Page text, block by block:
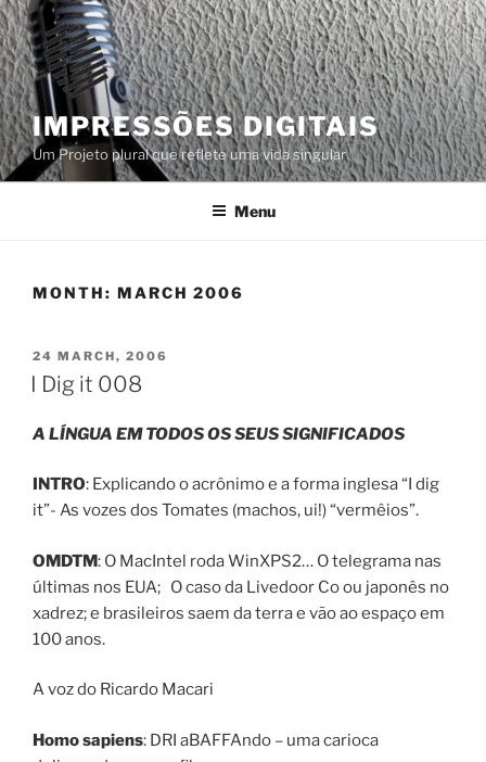
Skip
to
content
IMPRESSÕES DIGITAIS
Um Projeto plural que reflete uma vida singular
Menu
MONTH: MARCH 2006
POSTED
ON
24 MARCH, 2006
I Dig it 008
A LÍNGUA EM TODOS OS SEUS SIGNIFICADOS
INTRO: Explicando o acrônimo e a forma inglesa “I dig
it”- As vozes dos Tomates (machos, ui!) “vermêios”.
OMDTM: O MacIntel roda WinXPS2… O telegrama nas
últimas nos EUA; O caso da Livedoor Co ou japonês no
xadrez; e brasileiros saem da terra e vão ao espaço em
100 anos.
A voz do Ricardo Macari
Homosapiens: DRI aBAFFAndo – uma carioca